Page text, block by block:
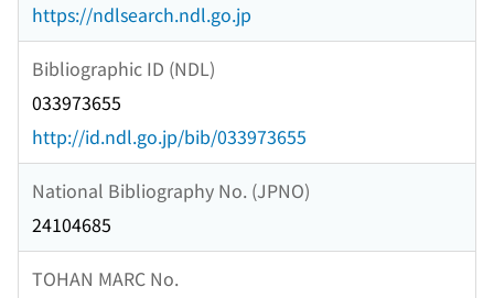
https://ndlsearch.ndl.go.jp
Bibliographic ID (NDL)
033973655
http://id.ndl.go.jp/bib/033973655
National Bibliography No. (JPNO)
24104685
TOHAN MARC No.